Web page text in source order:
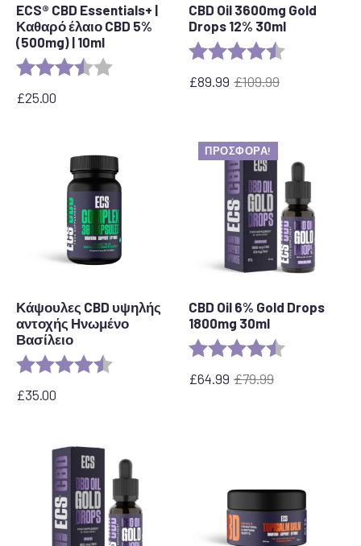
ECS® CBD Essentials+ |
Καθαρό έλαιο CBD 5%
(500mg) | 10ml
Rating: 3.8 out of 5 stars
£25.00
CBD Oil 3600mg Gold
Drops 12% 30ml
Rating:
£109.99
Η
£109.99.
£89.99
Η
£89.99.
Κάψουλες CBD υψηλής
αντοχής Ηνωμένο
Βασίλειο
Rating: 4.8 out of 5 stars
£35.00
ΠΡΟΣΦΟΡΆ!
CBD Oil 6% Gold Drops
1800mg 30ml
Rating:
£79.99
Η
£64.99
Η